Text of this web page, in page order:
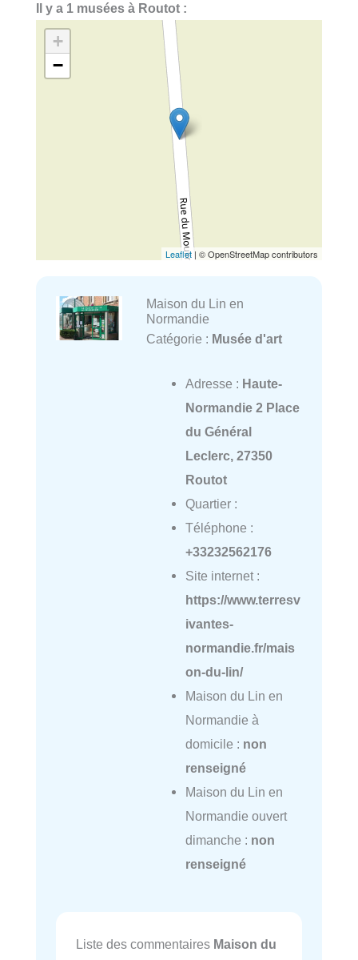
Il y a 1 musées à Routot :
+
−
Leaflet | © OpenStreetMap contributors
Maison du Lin en
Normandie
Catégorie : Musée d'art
Adresse : Haute-
Normandie 2 Place
du Général
Leclerc, 27350
Routot
Quartier :
Téléphone :
+33232562176
Site internet :
https://www.terresv
ivantes-
normandie.fr/mais
on-du-lin/
Maison du Lin en
Normandie à
domicile : non
renseigné
Maison du Lin en
Normandie ouvert
dimanche : non
renseigné
Liste des commentaires Maison du